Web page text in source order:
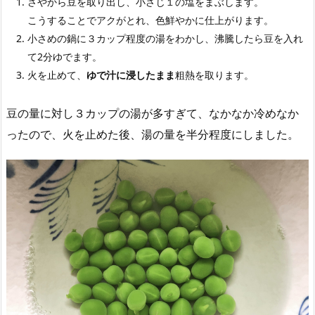
こうすることでアクがとれ、色鮮やかに仕上がります。
小さめの鍋に３カップ程度の湯をわかし、沸騰したら豆を入れ
て2分ゆでます。
火を止めて、 ゆで汁に浸したまま粗熱を取ります。
豆の量に対し３カップの湯が多すぎて、なかなか冷めなか
ったので、火を止めた後、湯の量を半分程度にしました。